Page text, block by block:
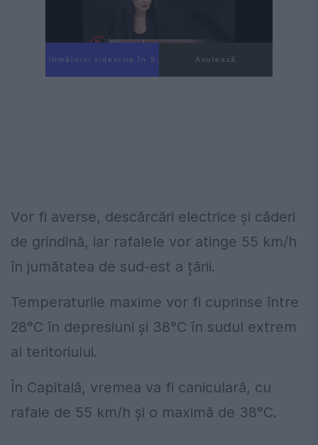
Următorul videoclip în 4 Anulează
Vor fi averse, descărcări electrice și căderi
de grindină, iar rafalele vor atinge 55 km/h
în jumătatea de sud-est a țării.
Temperaturile maxime vor fi cuprinse între
28°C în depresiuni și 38°C în sudul extrem
al teritoriului.
În Capitală, vremea va fi caniculară, cu
rafale de 55 km/h și o maximă de 38°C.